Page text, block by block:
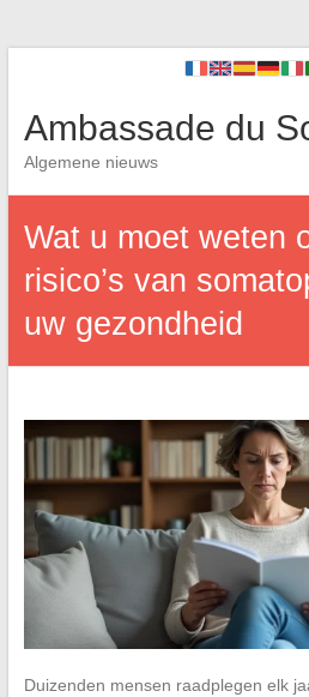
Ambassade du
Algemene nieuws
Wat u moet weten
risico’s van
uw gezondheid
Duizenden mensen raadplegen elk